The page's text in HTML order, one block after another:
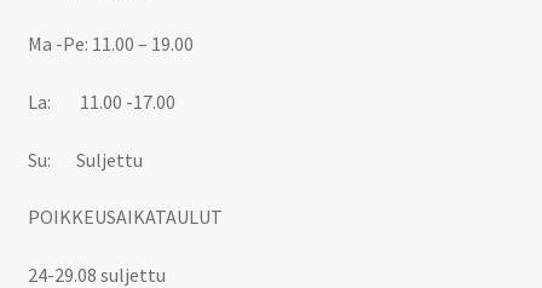
Ma -Pe: 11.00 – 19.00
La: 11.00 -17.00
Su: Suljettu
POIKKEUSAIKATAULUT
24-29.08 suljettu